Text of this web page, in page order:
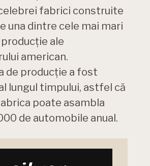
fabrici construite
una dintre cele mai mari
ale
american.
de producție a fost
lungul timpului, astfel că
poate asambla
de automobile anual.